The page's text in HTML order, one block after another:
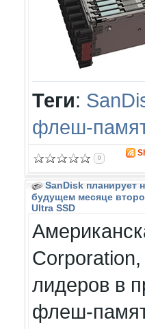
Теги:
флеш-
0
SanDisk планирует
будущем месяце
Ultra SSD
лидеров в
флеш-